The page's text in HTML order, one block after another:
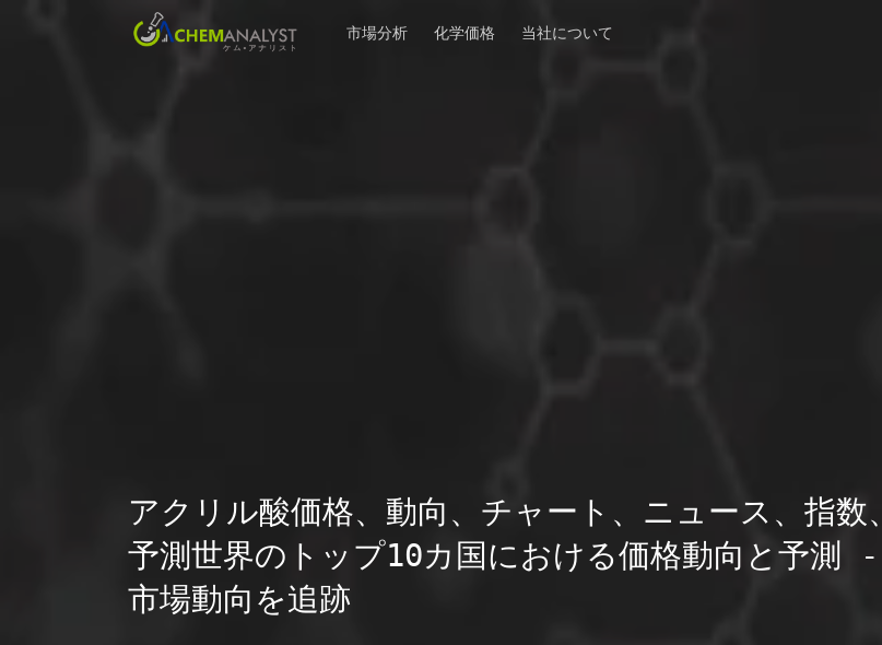
市場分析 化学価格 当社について
アクリル酸価格、動向、チャート、ニュース、指数、
予測世界のトップ10カ国における価格動向と予測 -
市場動向を追跡